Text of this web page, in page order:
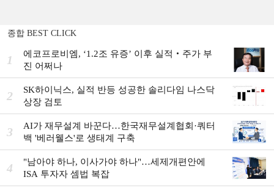
종합 BEST CLICK
1
에코프로비엠, ‘1.2조 유증’ 이후 실적‧주가 부
진 어쩌나
2
SK하이닉스, 실적 반등 성공한 솔리다임 나스닥
상장 검토
3
AI가 재무설계 바꾼다…한국재무설계협회·쿼터
백 '베러웰스'로 생태계 구축
4
"남아야 하나, 이사가야 하나"…세제개편안에
ISA 투자자 셈법 복잡